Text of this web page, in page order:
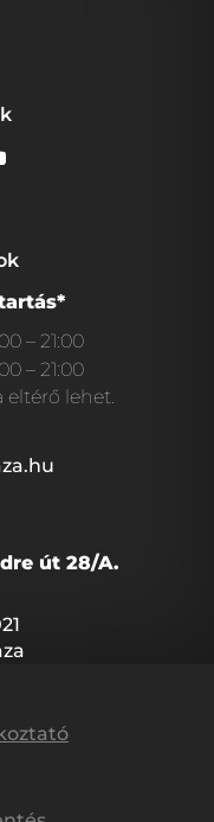
– 21:00
– 21:00
eltérő lehet.
út 28/A.